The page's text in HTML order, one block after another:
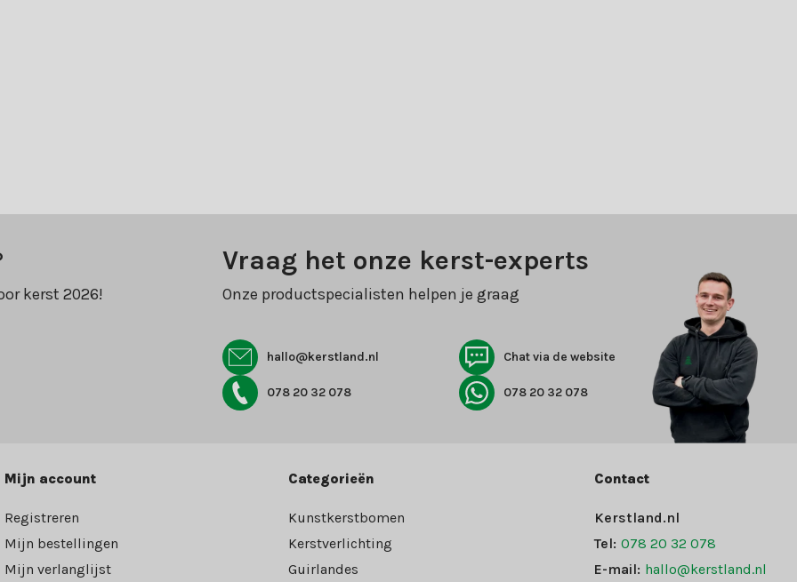
kerst 2026!
Vraag het onze kerst-experts
Onze productspecialisten helpen je graag
hallo@kerstland.nl Chat via de website
078 20 32 078 078 20 32 078
Mijn account
Registreren
Mijn bestellingen
Mijn verlanglijst
Categorieën
Kunstkerstbomen
Kerstverlichting
Guirlandes
Contact
Kerstland.nl
Tel: 078 20 32 078
E-mail: hallo@kerstland.nl